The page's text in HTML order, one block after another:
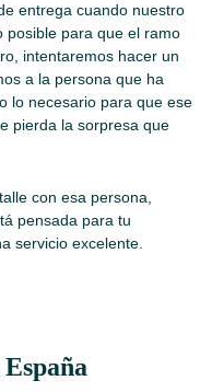
entrega cuando nuestro
posible para que el ramo
intentaremos hacer un
a la persona que ha
lo necesario para que ese
pierda la sorpresa que
con esa persona,
pensada para tu
servicio excelente.